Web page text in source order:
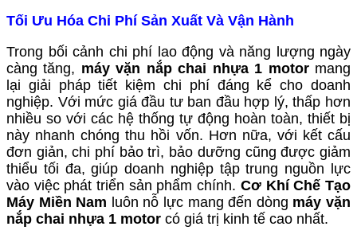
Tối Ưu Hóa Chi Phí Sản Xuất Và Vận Hành
Trong bối cảnh chi phí lao động và năng lượng ngày
càng tăng, máy vặn nắp chai nhựa 1 motormang
lại giải pháp tiết kiệm chi phí đáng kể cho doanh
nghiệp. Với mức giá đầu tư ban đầu hợp lý, thấp hơn
nhiều so với các hệ thống tự động hoàn toàn, thiết bị
này nhanh chóng thu hồi vốn. Hơn nữa, với kết cấu
đơn giản, chi phí bảo trì, bảo dưỡng cũng được giảm
thiểu tối đa, giúp doanh nghiệp tập trung nguồn lực
vào việc phát triển sản phẩm chính. Cơ Khí Chế Tạo
Máy Miền Nam luôn nỗ lực mang đến dòng máy vặn
nắp chai nhựa 1 motor có giá trị kinh tế cao nhất.